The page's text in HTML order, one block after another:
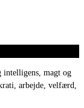
intelligens, magt og
arbejde, velfærd,